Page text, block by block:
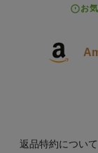
通学
お
返品特約について